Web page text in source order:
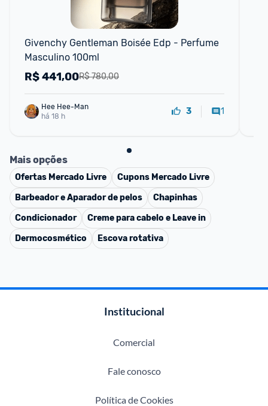
Givenchy Gentleman Boisée Edp - Perfume
Masculino 100ml
R$ 780,00
R$441,00
Hee Hee-Man
há 18 h
3 1
Mais opções
Ofertas Mercado Livre Cupons Mercado Livre
Barbeador e Aparador de pelos
Chapinhas
Condicionador
Creme para cabelo e Leave in
Dermocosmético
Escova rotativa
Institucional
Comercial
Fale conosco
Política de Cookies